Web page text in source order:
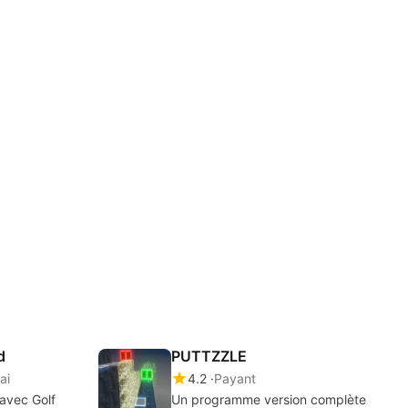
Golf
PUTTZZLE
4.2 Payant
Un programme version complète